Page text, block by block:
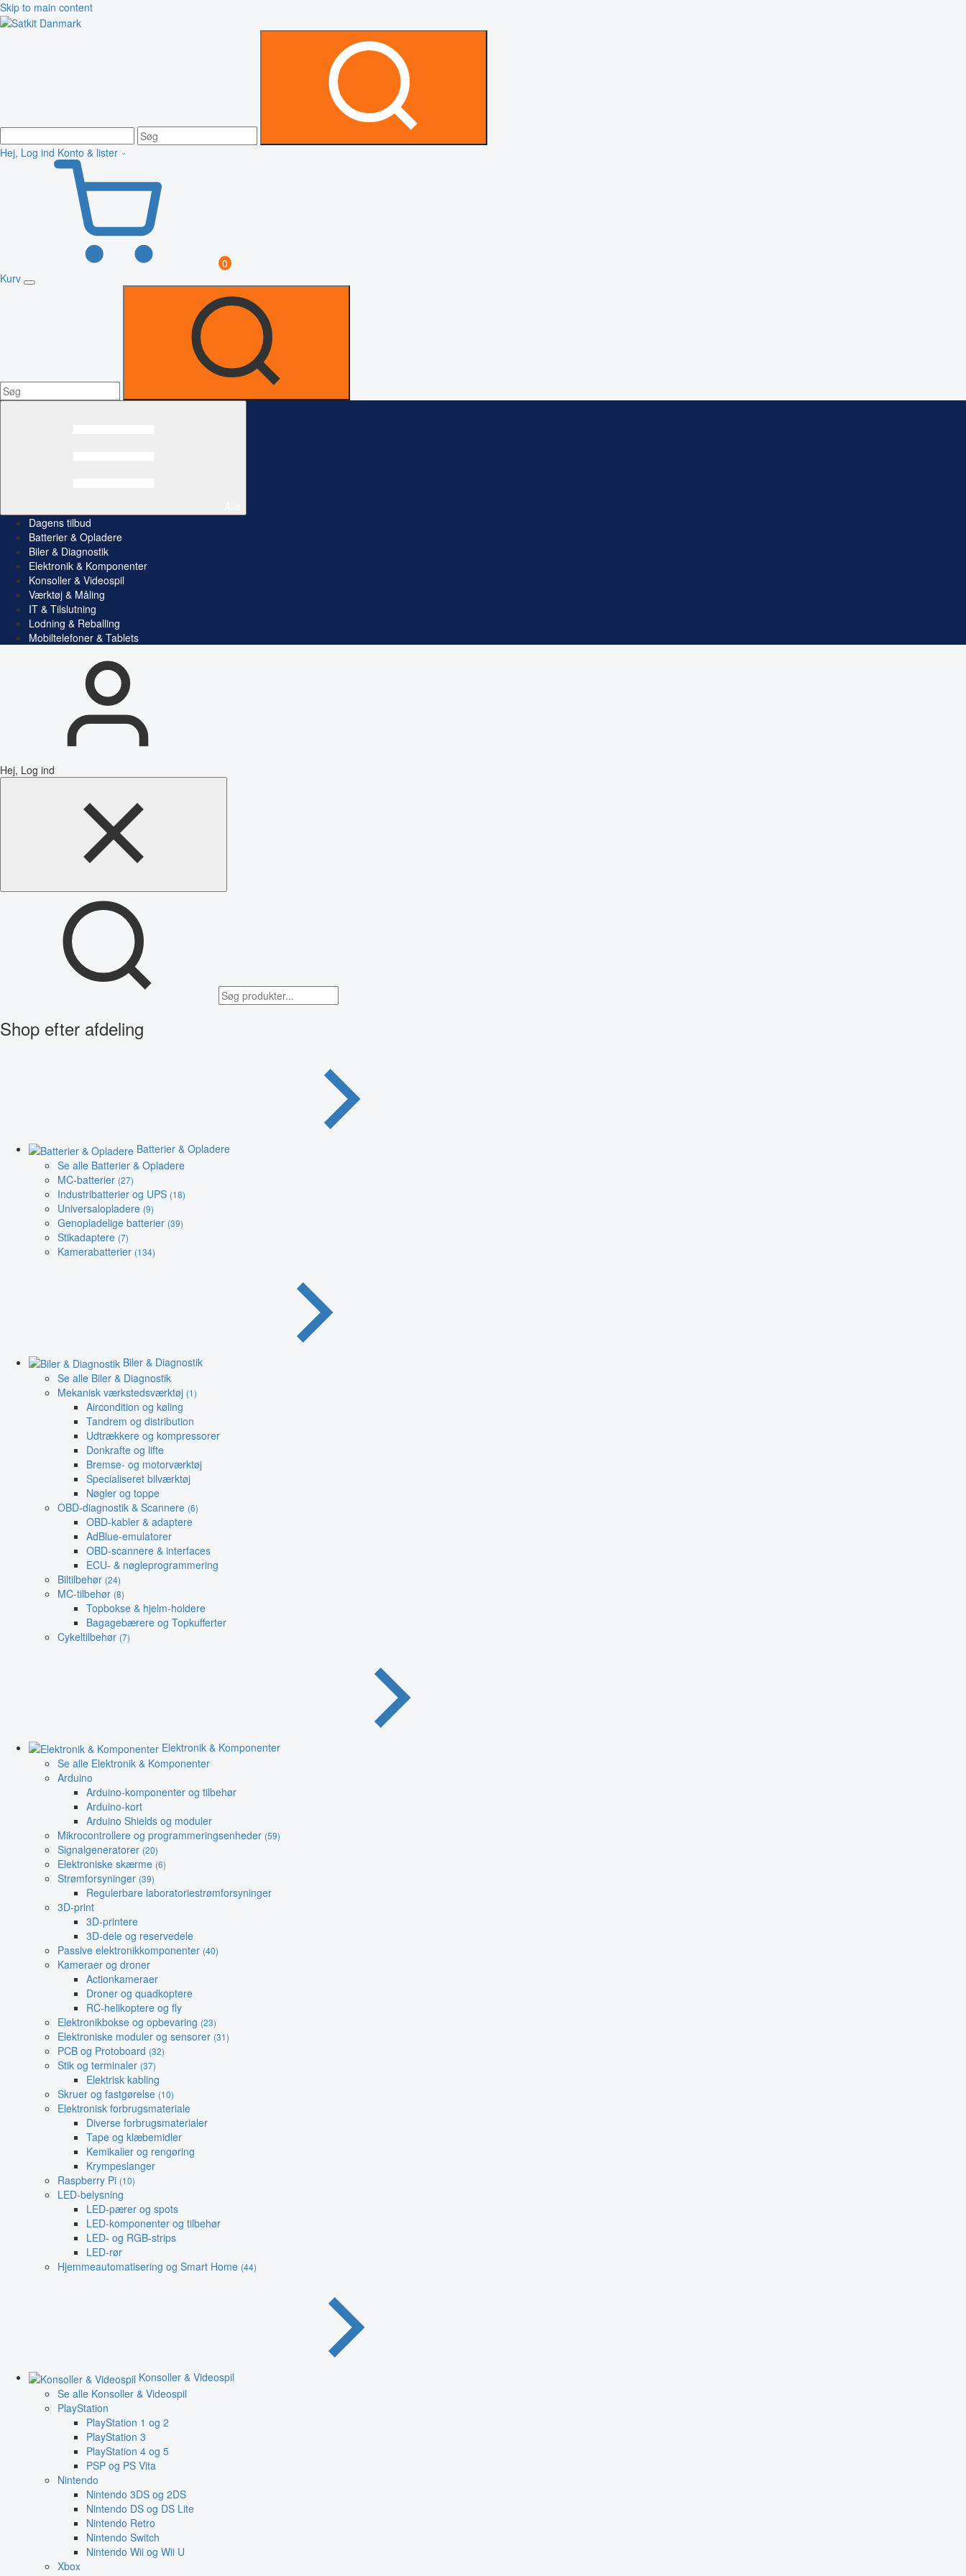
Skip to main content
Hej, Log ind Konto & lister
0
Kurv
Dagens tilbud
Batterier & Opladere
Biler & Diagnostik
Elektronik & Komponenter
Konsoller & Videospil
Værktøj & Måling
IT & Tilslutning
Lodning & Reballing
Mobiltelefoner & Tablets
Hej, Log ind
Shop efter afdeling
Batterier & Opladere
Se alle Batterier & Opladere
MC-batterier (27)
Industribatterier og UPS (18)
Universalopladere (9)
Genopladelige batterier (39)
Stikadaptere (7)
Kamerabatterier (134)
Biler & Diagnostik
Se alle Biler & Diagnostik
Mekanisk værkstedsværktøj (1)
Aircondition og køling
Tandrem og distribution
Udtrækkere og kompressorer
Donkrafte og lifte
Bremse- og motorværktøj
Specialiseret bilværktøj
Nøgler og toppe
OBD-diagnostik & Scannere (6)
OBD-kabler & adaptere
AdBlue-emulatorer
OBD-scannere & interfaces
ECU- & nøgleprogrammering
Biltilbehør (24)
MC-tilbehør (8)
Topbokse & hjelm-holdere
Bagagebærere og Topkufferter
Cykeltilbehør (7)
Elektronik & Komponenter
Se alle Elektronik & Komponenter
Arduino
Arduino-komponenter og tilbehør
Arduino-kort
Arduino Shields og moduler
Mikrocontrollere og programmeringsenheder (59)
Signalgeneratorer (20)
Elektroniske skærme (6)
Strømforsyninger (39)
Regulerbare laboratoriestrømforsyninger
3D-print
3D-printere
3D-dele og reservedele
Passive elektronikkomponenter (40)
Kameraer og droner
Actionkameraer
Droner og quadkoptere
RC-helikoptere og fly
Elektronikbokse og opbevaring (23)
Elektroniske moduler og sensorer (31)
PCB og Protoboard (32)
Stik og terminaler (37)
Elektrisk kabling
Skruer og fastgørelse (10)
Elektronisk forbrugsmateriale
Diverse forbrugsmaterialer
Tape og klæbemidler
Kemikalier og rengøring
Krympeslanger
Raspberry Pi (10)
LED-belysning
LED-pærer og spots
LED-komponenter og tilbehør
LED- og RGB-strips
LED-rør
Hjemmeautomatisering og Smart Home (44)
Konsoller & Videospil
Se alle Konsoller & Videospil
PlayStation
PlayStation 1 og 2
PlayStation 3
PlayStation 4 og 5
PSP og PS Vita
Nintendo
Nintendo 3DS og 2DS
Nintendo DS og DS Lite
Nintendo Retro
Nintendo Switch
Nintendo Wii og Wii U
Xbox